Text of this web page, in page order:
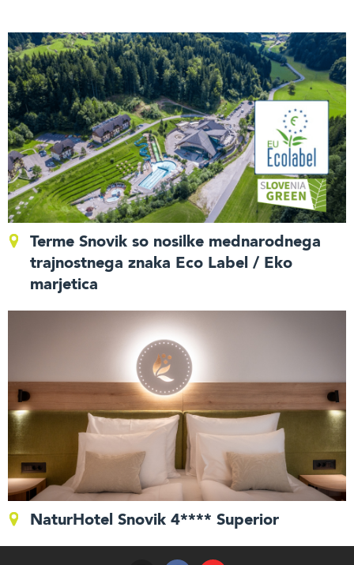
Terme Snovik so nosilke mednarodnega
trajnostnega znaka Eco Label / Eko
marjetica
NaturHotel Snovik 4**** Superior